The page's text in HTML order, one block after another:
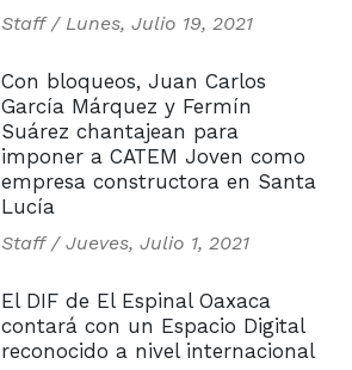
Staff / Lunes, Julio 19, 2021
Con bloqueos, Juan Carlos
García Márquez y Fermín
Suárez chantajean para
imponer a CATEM Joven como
empresa constructora en Santa
Lucía
Staff / Jueves, Julio 1, 2021
El DIF de El Espinal Oaxaca
contará con un Espacio Digital
reconocido a nivel internacional